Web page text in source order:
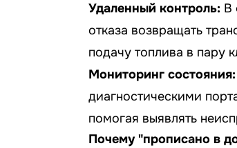
Удаленный контроль: В
отказа возвращать
подачу топлива в пару
Мониторинг состояния:
диагностическими
помогая выявлять
Почему "прописано в